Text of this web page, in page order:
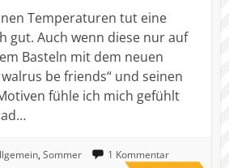
Temperaturen tut eine
gut. Auch wenn diese nur auf
Basteln mit dem neuen
walrus be friends“ und seinen
fühle ich mich gefühlt
, Sommer 1 Kommentar